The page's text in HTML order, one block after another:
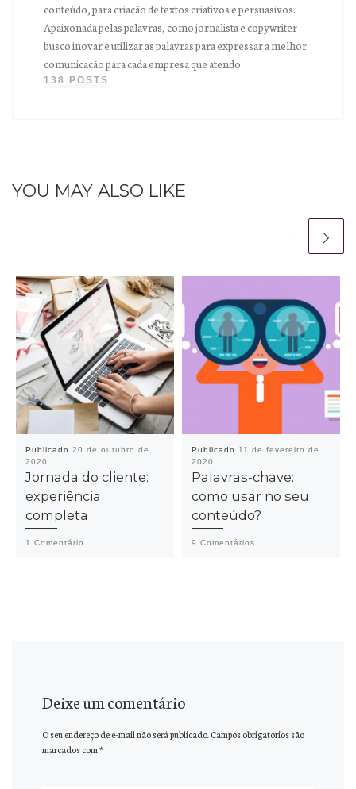
conteúdo, para criação de textos criativos e persuasivos.
Apaixonada pelas palavras, como jornalista e copywriter
busco inovar e utilizar as palavras para expressar a melhor
comunicação para cada empresa que atendo.
138 POSTS
YOU MAY ALSO LIKE
Publicado 20 de outubro de
2020
Jornada do cliente:
experiência
completa
1 Comentário
Publicado
11 de fevereiro de
2020
Palavras-chave:
como usar no seu
conteúdo?
9 Comentários
Deixe um comentário
O seu endereço de e-mail não será publicado. Campos obrigatórios são
marcados com*